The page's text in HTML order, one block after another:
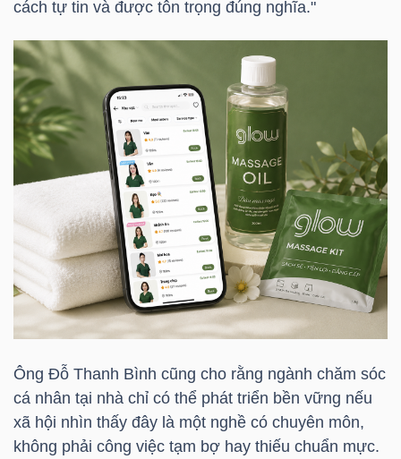
cách tự tin và được tôn trọng đúng nghĩa."
Ông Đỗ Thanh Bình cũng cho rằng ngành chăm sóc
cá nhân tại nhà chỉ có thể phát triển bền vững nếu
xã hội nhìn thấy đây là một nghề có chuyên môn,
không phải công việc tạm bợ hay thiếu chuẩn mực.
YẾU
TIÊU
DÙNG
CHĂM
SÓC
KHỎE